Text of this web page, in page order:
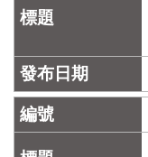
區
界
說
臺
市